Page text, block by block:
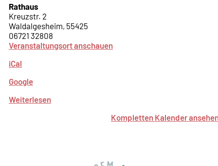
Rathaus
Kreuzstr. 2
Waldalgesheim, 55425
06721 32808
Veranstaltungsort anschauen
iCal
Google
Weiterlesen
Kompletten Kalender